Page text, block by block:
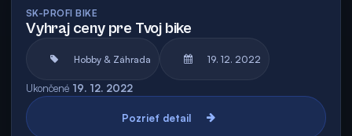
SK-PROFI BIKE
Vyhraj ceny pre Tvoj bike
Hobby & Záhrada 19. 12. 2022
Ukončené 19. 12. 2022
Pozrieť detail